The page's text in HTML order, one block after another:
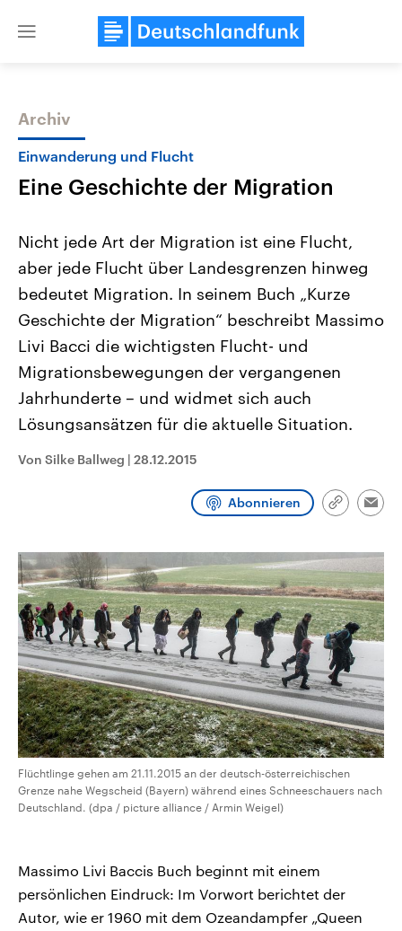
Close
Themen
Landtagswahl Sachsen-Anhalt
2026
Alle Informationen
Sachsen-Anhalt wählt am 6.
September 2026 einen neuen
Landtag. Seit 2021 wird das
Bundesland von einer Koalition aus
Umfragen, Prognosen,
und Hintergründe zu den Parteien
und Kandidaten der anstehenden
USA
Aktuelle Beiträge,
Hintergründe
Wirtschaftlich und
gehören die Vereinigten
den mächtigsten Ländern
mit großem Einfluss auf
Sendungen Programm
Archiv
Einwanderung und Flucht
Eine Geschichte der Migration
Nicht jede Art der Migration ist eine Flucht,
aber jede Flucht über Landesgrenzen hinweg
bedeutet Migration. In seinem Buch „Kurze
Geschichte der Migration“ beschreibt Massimo
Livi Bacci die wichtigsten Flucht- und
Migrationsbewegungen der vergangenen
Jahrhunderte – und widmet sich auch
Lösungsansätzen für die aktuelle Situation.
Von Silke Ballweg | 28.12.2015
Abonnieren
Link
Flüchtlinge gehen am 21.11.2015 an der deutsch-österreichischen
Grenze nahe Wegscheid (Bayern) während eines Schneeschauers nach
Deutschland. (dpa / picture alliance / Armin Weigel)
Massimo Livi Baccis Buch beginnt mit einem
persönlichen Eindruck: Im Vorwort berichtet der
Autor, wie er 1960 mit dem Ozeandampfer „Queen